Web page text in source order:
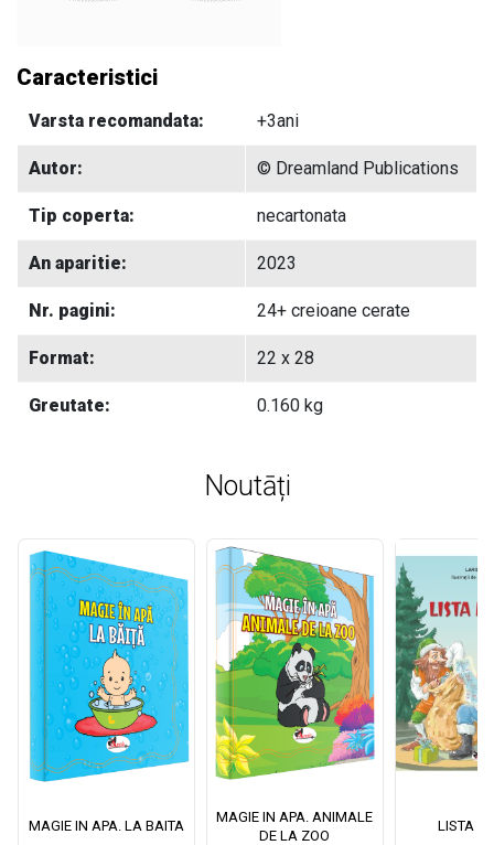
Caracteristici
Varsta recomandata: +3ani
Autor: © Dreamland Publications
Tip coperta: necartonata
An aparitie: 2023
Nr. pagini: 24+ creioane cerate
Format: 22 x 28
Greutate: 0.160 kg
Noutāți
MAGIE IN APA. LA BAITA
MAGIE IN APA. ANIMALE
DE LA ZOO
LISTA